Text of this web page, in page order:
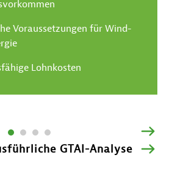
Voraussetzungen für Wind-
Lohnkosten
VOR
GTAI-Analyse